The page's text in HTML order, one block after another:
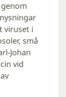
viruset i
små
Johan
vid